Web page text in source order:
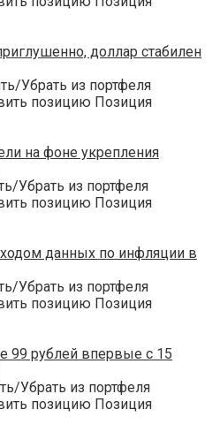
доллар стабилен
Убрать из портфеля
позицию Позиция
на фоне укрепления
Убрать из портфеля
позицию Позиция
данных по инфляции в
Убрать из портфеля
позицию Позиция
99 рублей впервые с 15
Убрать из портфеля
позицию Позиция